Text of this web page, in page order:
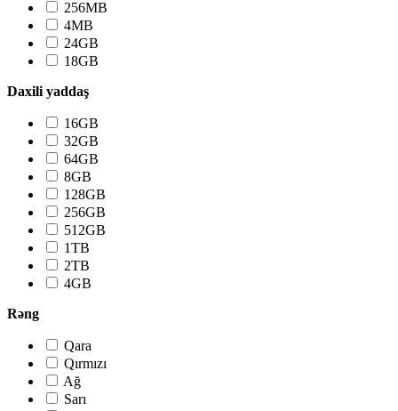
256MB
4MB
24GB
18GB
Daxili yaddaş
16GB
32GB
64GB
8GB
128GB
256GB
512GB
1TB
2TB
4GB
Rəng
Qara
Qırmızı
Ağ
Sarı